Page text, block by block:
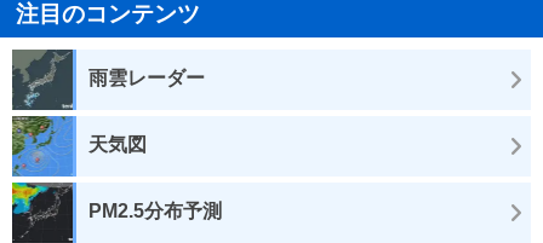
注目のコンテンツ
雨雲レーダー
天気図
PM2.5分布予測